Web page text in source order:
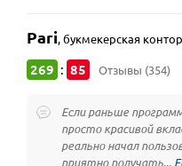
Pari,букмекерская
269 : 85 Отзывы (354)
Если раньше
просто красивой
реально начал
приятно получать...